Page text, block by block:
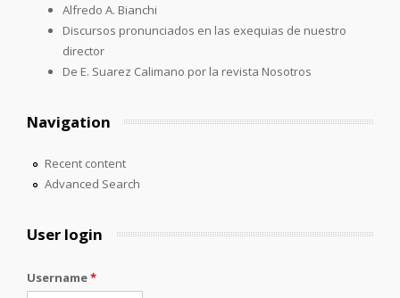
Alfredo A. Bianchi
Discursos pronunciados en las exequias de nuestro
director
De E. Suarez Calimano por la revista Nosotros
Navigation
Recent content
Advanced Search
User login
Username*